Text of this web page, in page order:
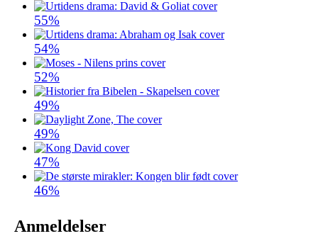
55%
54%
52%
49%
49%
47%
46%
Anmeldelser